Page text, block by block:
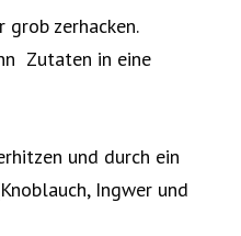
zerhacken.
Zutaten in eine
und durch ein
Ingwer und